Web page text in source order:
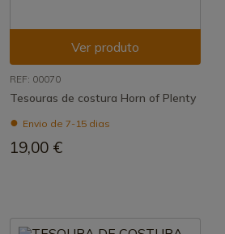
Ver produto
REF: 00070
Tesouras de costura Horn of Plenty
Envio de 7-15 dias
19,00 €